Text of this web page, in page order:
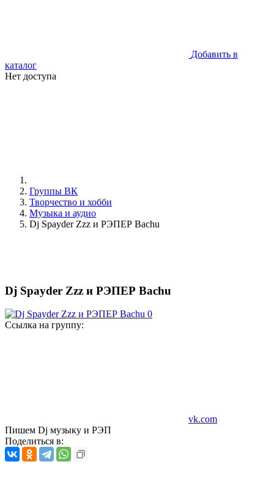
Добавить в
каталог
Нет доступа
Группы ВК
Творчество и хобби
Музыка и аудио
Dj Spayder Zzz и РЭПЕР Bachu
Dj Spayder Zzz и РЭПЕР Bachu
Ссылка на группу:
vk.com
Пишем Dj музыку и РЭП
Поделиться в: